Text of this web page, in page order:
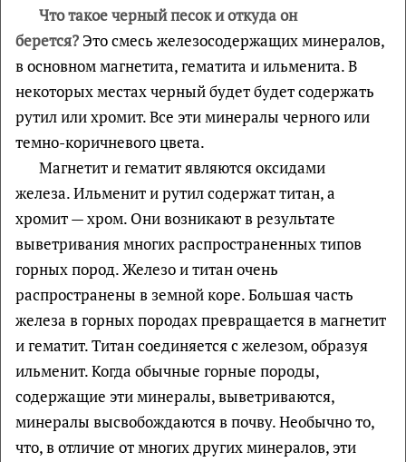
Что такое черный песок и откуда он
берется? Это смесь железосодержащих минералов,
в основном магнетита, гематита и ильменита. В
некоторых местах черный будет будет содержать
рутил или хромит. Все эти минералы черного или
темно-коричневого цвета.
Магнетит и гематит являются оксидами
железа. Ильменит и рутил содержат титан, а
хромит — хром. Они возникают в результате
выветривания многих распространенных типов
горных пород. Железо и титан очень
распространены в земной коре. Большая часть
железа в горных породах превращается в магнетит
и гематит. Титан соединяется с железом, образуя
ильменит. Когда обычные горные породы,
содержащие эти минералы, выветриваются,
минералы высвобождаются в почву. Необычно то,
что, в отличие от многих других минералов, эти